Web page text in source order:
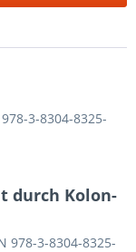
3-8304-8325-
durch Kolon-
978-3-8304-8325-